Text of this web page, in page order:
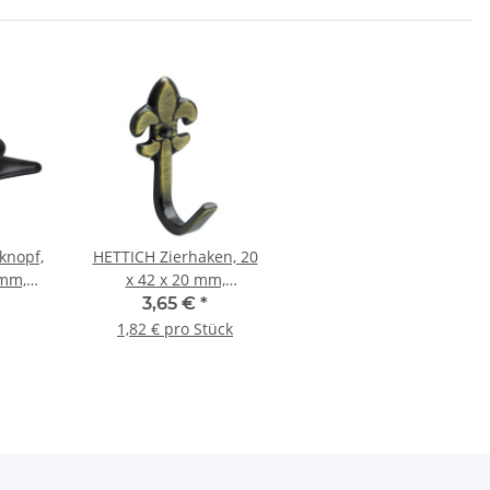
HETTICH Zierhaken, 20
x 42 x 20 mm,
Zinkdruckguss
vermessingt brüniert
3,65 € *
1,82 € pro Stück